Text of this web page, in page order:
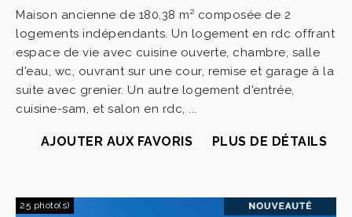
Maison ancienne de 180,38 m² composée de 2
logements indépendants. Un logement en rdc offrant
espace de vie avec cuisine ouverte, chambre, salle
d'eau, wc, ouvrant sur une cour, remise et garage à la
suite avec grenier. Un autre logement d'entrée,
cuisine-sam, et salon en rdc, ...
AJOUTER AUX FAVORIS PLUS DE DÉTAILS
25 photo(s)